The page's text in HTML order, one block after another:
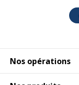
Nos opérations